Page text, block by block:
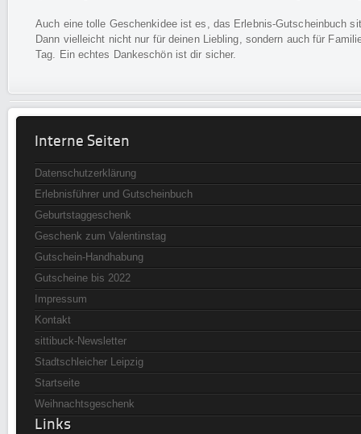
Auch eine tolle Geschenkidee ist es, das Erlebnis-Gutscheinbuch
Dann vielleicht nicht nur für deinen Liebling, sondern auch für
Tag. Ein echtes Dankeschön ist dir sicher.
Interne Seiten
Datenschutzerklärung
Erlebnisführer und Gutscheinbuch
Geburtstaggeschenk
Geschenk zum Valentinstag
Gutschein-Handhabung
Gutscheine bis 2022
Impressum
Kontakt
sittibuck-Newsletter
Stadtschleicher Leipzig
Startseite
Weihnachtsgeschenk
Links